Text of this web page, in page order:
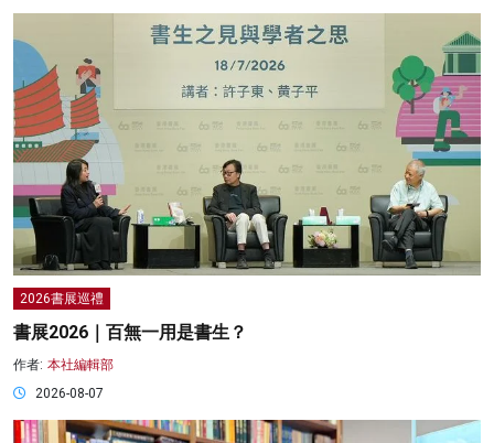
2026書展巡禮
書展2026｜百無一用是書生？
作者: 本社編輯部
2026-08-07